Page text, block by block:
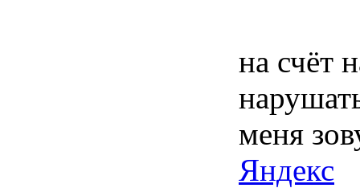
на счёт
меня
Яндекс